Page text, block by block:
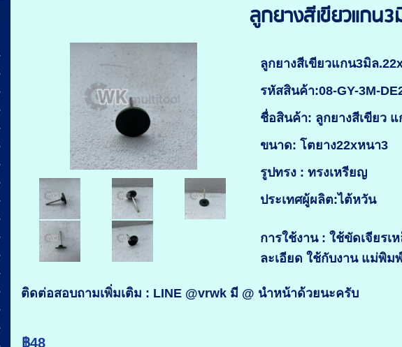
ลูกยางสีเขียวแกน
ลูกยางสีเขียวแกน3มิล
รหัสสินค้า:08-GY-3M-
ชื่อสินค้า: ลูกยางสีเขียว
ขนาด: โตยาง22xหนา3
รูปทรง : ทรงเหรียญ
ประเทศผู้ผลิต:ไต้หวัน
การใช้งาน : ใช้ขัดเจียรเ
ละเอียด ใช้กับงาน แม่พิม
ติดต่อสอบถามเพิ่มเติม : LINE @vrwk มี @ นำหน้าด้วยนะครับ
฿48